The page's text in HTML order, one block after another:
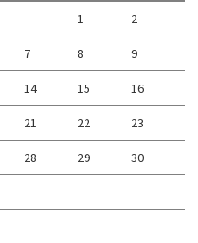
1 2
7 8 9
14 15 16
21 22 23
28 29 30